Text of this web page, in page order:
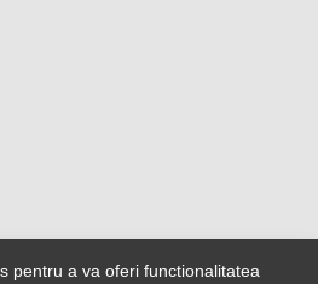
pentru a va oferi functionalitatea